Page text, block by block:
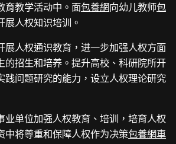
育教学活动中。面包養網向幼儿教师包
展人权知识培训。
人权通识教育，进一步加强人权方面
的招生和培养。提升高校、科研院所开
践问题研究的能力，设立人权理论研究
单位加强人权教育、培训，培育人权
中将尊重和保障人权作为决策包養網車